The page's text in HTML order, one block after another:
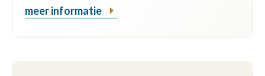
meer informatie